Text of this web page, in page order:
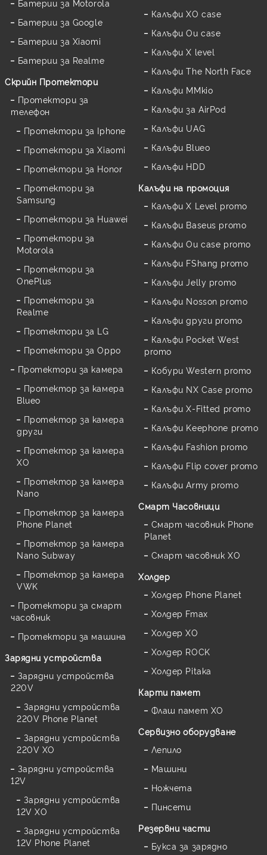
Батерии за Motorola
Батерии за Google
Батерии за Xiaomi
Батерии за Realme
Скрийн Протектори
Протектори за
телефон
Протектори за Iphone
Протектори за Xiaomi
Протектори за Honor
Протектори за
Samsung
Протектори за Huawei
Протектори за
Motorola
Протектори за
OnePlus
Протектори за
Realme
Протектори за LG
Протектори за Oppo
Протектори за камера
Протектор за камера
Blueo
Протектор за камера
други
Протектор за камера
XO
Протектор за камера
Nano
Протектор за камера
Phone Planet
Протектор за камера
Nano Subway
Протектор за камера
VWK
Протектори за смарт
часовник
Протектори за машина
Зарядни устройства
Зарядни устройства
220V
Зарядни устройства
220V Phone Planet
Зарядни устройства
220V XO
Зарядни устройства
12V
Зарядни устройства
12V XO
Зарядни устройства
12V Phone Planet
Калъфи XO case
Калъфи Ou case
Калъфи X level
Калъфи The North Face
Калъфи MMkio
Калъфи за AirPod
Калъфи UAG
Калъфи Blueo
Калъфи HDD
Калъфи на промоция
Калъфи X Level promo
Калъфи Baseus promo
Калъфи Ou case promo
Калъфи FShang promo
Калъфи Jelly promo
Калъфи Nosson promo
Калъфи други promo
Калъфи Pocket West
promo
Кобури Western promo
Калъфи NX Case promo
Калъфи X-Fitted promo
Калъфи Keephone promo
Калъфи Fashion promo
Калъфи Flip cover promo
Калъфи Army promo
Смарт Часовници
Смарт часовник Phone
Planet
Смарт часовник XO
Холдер
Холдер Phone Planet
Холдер Fmax
Холдер XO
Холдер ROCK
Холдер Pitaka
Карти памет
Флаш памет XO
Сервизно оборудване
Лепило
Машини
Ножчета
Пинсети
Резервни части
Букса за зарядно